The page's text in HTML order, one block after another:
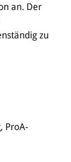
an. Der
zu
ProA-